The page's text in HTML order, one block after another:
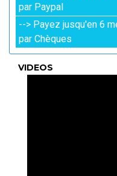
par Paypal
--> Payez jusqu'en 6
par Chèques
VIDEOS